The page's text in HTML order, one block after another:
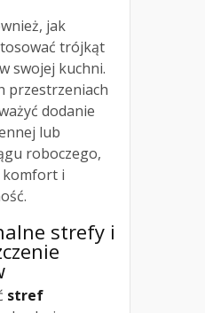
jak
trójkąt
swojej kuchni.
przestrzeniach
dodanie
lub
roboczego,
komfort i
strefy i
stref